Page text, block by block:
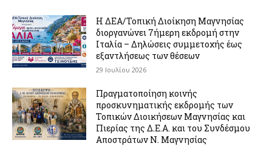
Η ΔΕΑ/Τοπική Διοίκηση Μαγνησίας
διοργανώνει 7ήμερη εκδρομή στην
Ιταλία – Δηλώσεις συμμετοχής έως
εξαντλήσεως των θέσεων
29 Ιουλίου 2026
Πραγματοποίηση κοινής
προσκυνηματικής εκδρομής των
Τοπικών Διοικήσεων Μαγνησίας και
Πιερίας της Δ.Ε.Α. και του Συνδέσμου
Αποστράτων Ν. Μαγνησίας